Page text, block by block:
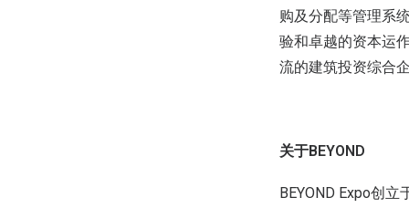
购及分配等管理系
验和卓越的资本运
流的建筑投资综合企
关于BEYOND
BEYOND Expo创